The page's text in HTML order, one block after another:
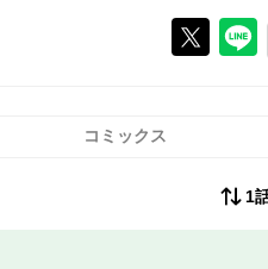
Xで投
コミックス
1